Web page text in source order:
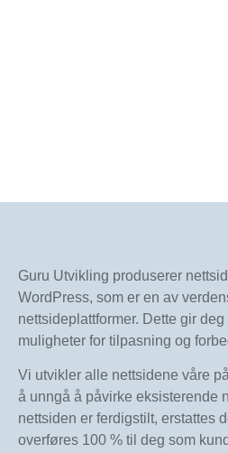
Guru Utvikling produserer
WordPress, som er en av
nettsideplattformer. Dette gir
muligheter for tilpasning og
Vi utvikler alle nettsidene våre
å unngå å påvirke eksisterende
nettsiden er ferdigstilt, erstattes
overføres 100 % til deg som